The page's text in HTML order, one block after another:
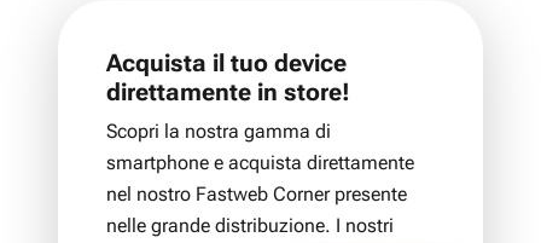
Acquista il tuo device
direttamente in store!
Scopri la nostra gamma di
smartphone e acquista direttamente
nel nostro Fastweb Corner presente
nelle grande distribuzione. I nostri